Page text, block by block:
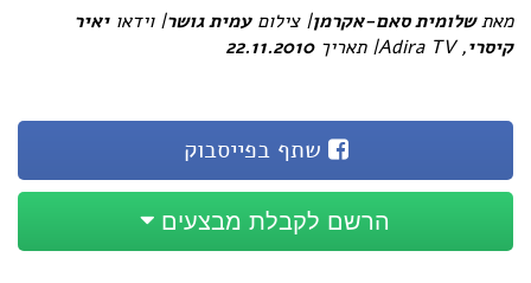
מאתשלומית סאם-אקרמן| צילוםעמית גושר| וידאויאיר
קיסרי, Adira TV| תאריך 22.11.2010
הרשם לקבלת מבצעים
שתף בפייסבוק
תצוגה רגילה
Aא Aא Aא